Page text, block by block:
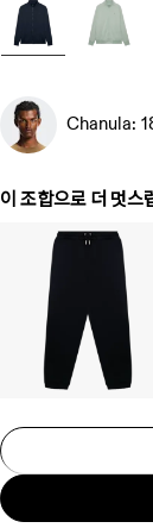
Chanula:
이 조합으로 더 멋스